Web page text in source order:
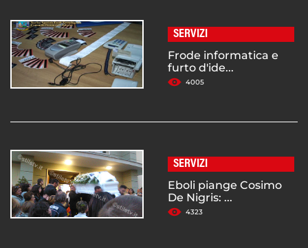
SERVIZI
Frode informatica e
furto d'ide...
4005
SERVIZI
Eboli piange Cosimo
De Nigris: ...
4323